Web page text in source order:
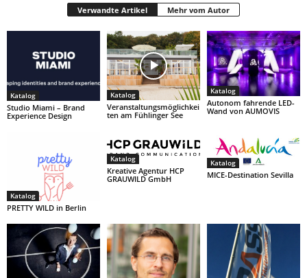
Verwandte Artikel Mehr vom Autor
Katalog
Studio Miami – Brand
Experience Design
Katalog
Veranstaltungsmöglichkei
ten am Fühlinger See
Katalog
Autonom fahrende LED-
Wand von AUMOVIS
Katalog
PRETTY WILD in Berlin
Katalog
Kreative Agentur HCP
GRAUWILD GmbH
Katalog
MICE-Destination Sevilla